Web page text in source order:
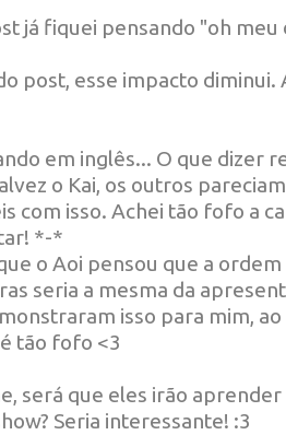
já fiquei pensando "oh meu
post, esse impacto diminui.
em inglês... O que dizer
o Kai, os outros
com isso. Achei tão fofo a
*-*
o Aoi pensou que a
seria a mesma da
isso para mim,
tão fofo <3
será que eles irão
Seria interessante! :3